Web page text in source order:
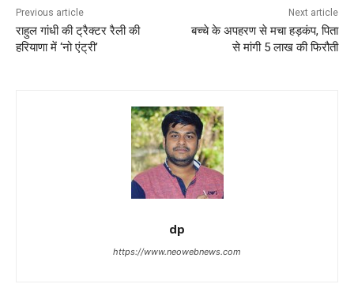
Previous article
राहुल गांधी की ट्रैक्टर रैली की
हरियाणा में ‘नो एंट्री’
Next article
बच्चे के अपहरण से मचा हड़कंप, पिता
से मांगी 5 लाख की फिरौती
dp
https://www.neowebnews.com